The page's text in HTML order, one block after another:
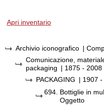
Apri inventario
Archivio iconografico |
Comunicazione,
packaging | 1875 - 2008
PACKAGING | 1907 -
694. Bottiglie in
Oggetto